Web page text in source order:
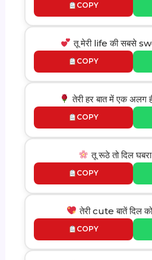
COPY
तू मेरी life की सबसे
COPY
तेरी हर बात में एक
COPY
तू रूठे तो दिल
COPY
तेरी cute बातें दिल
COPY